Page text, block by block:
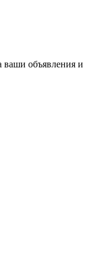
ваши объявления и